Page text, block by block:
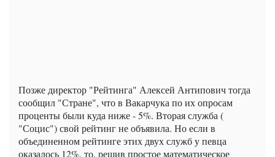
Позже директор "Рейтинга" Алексей Антипович тогда
сообщил "Стране", что в Вакарчука по их опросам
проценты были куда ниже - 5%. Вторая служба (
"Социс") свой рейтинг не объявила. Но если в
объединенном рейтинге этих двух служб у певца
оказалось 12%, то, решив простое математическое